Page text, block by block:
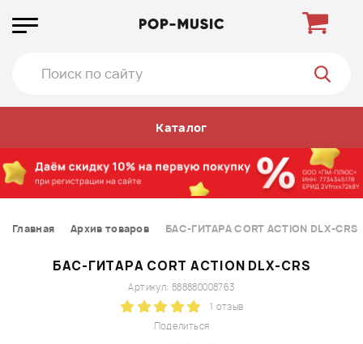
Каталог
Главная Архив товаров БАС-ГИТАРА CORT ACTION DLX-CRS
БАС-ГИТАРА CORT ACTION DLX-CRS
Поделиться
Артикул: 888880008763
1 отзыв